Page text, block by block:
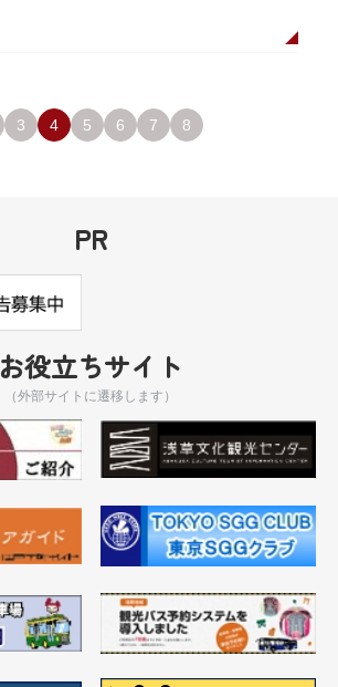
3 4 5 6 7 8
PR
お役立ちサイト
（外部サイトに遷移します）